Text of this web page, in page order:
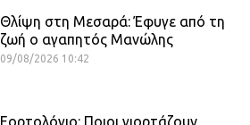
Θλίψη στη Μεσαρά: Έφυγε από τη
ζωή ο αγαπητός Μανώλης
09/08/2026 10:42
Εορτολόγιο: Ποιοι γιορτάζουν